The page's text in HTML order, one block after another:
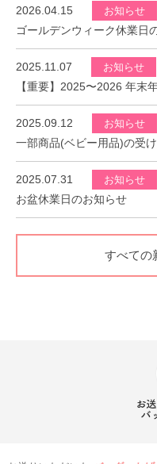
2026.04.15 お知らせ
ゴールデンウィーク休業日
2025.11.07 お知らせ
【重要】2025〜2026 年末
2025.09.12 お知らせ
一部商品(ベビー用品)の受
2025.07.31 お知らせ
お盆休業日のお知らせ
すべての